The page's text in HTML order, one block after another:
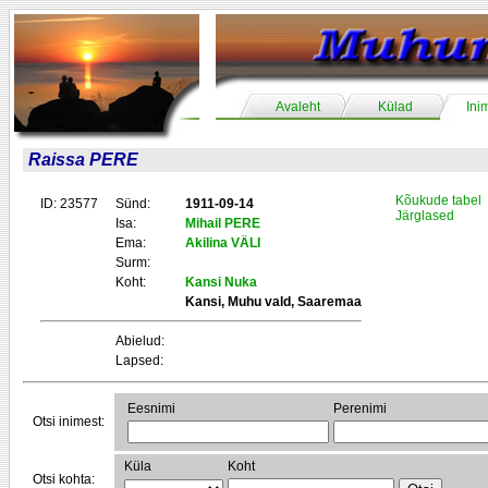
Avaleht Külad
Raissa PERE
ID: 23577 Sünd:
1911-09-14
Isa:
Mihail PERE
Ema:
Akilina VÄLI
Surm:
Koht:
Kansi Nuka
Kansi, Muhu vald, Saaremaa
Abielud:
Lapsed:
Kõukude tabel
Järglased
Otsi inimest:
Eesnimi Perenimi
Otsi kohta:
Küla Koht